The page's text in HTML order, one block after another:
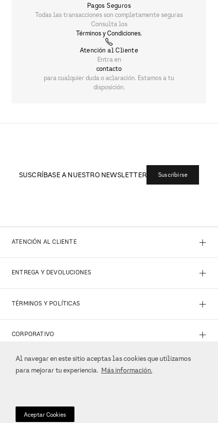
Al navegar en este sitio aceptas las cookies que utilizamos
para mejorar tu experiencia. Más información.
Aceptar Cookies
Pagos Seguros
Todas las transacciones son completamente seguras
Consulta los
Términos y Condiciones.
Atención al Cliente
Entra en
contacto
para cualquier duda o aclaración. Estamos a tu
disposición.
SUSCRÍBASE A NUESTRO NEWSLETTER Suscribirse
ATENCIÓN AL CLIENTE +
ENTREGA Y DEVOLUCIONES +
TÉRMINOS Y POLÍTICAS +
CORPORATIVO +
REDES SOCIALES